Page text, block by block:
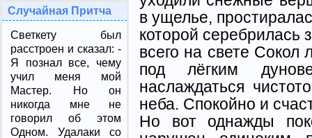
Случайная Притча
Светкету был
расстроен и сказал: -
Я познал все, чему
учил меня мой
Мастер. Но он
никогда мне не
говорил об этом
Одном. Удалаки со
в ущелье,
которой серебрилась
всего на свете
под лёгким
наслаждаться
неба. Спокойно и
Но вот однажды